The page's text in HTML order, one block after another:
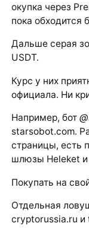
окупка через
пока обходится
Дальше серая
USDT.
Курс у них
официала. Ни
Например, бот
starsobot.com.
страницы, есть
шлюзы Heleket и
Покупать на
Отдельная
cryptorussia.ru и